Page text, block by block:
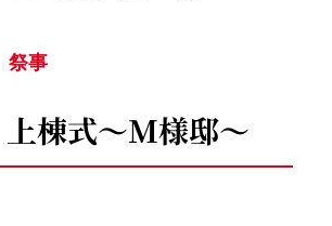
祭事
上棟式～M様邸～